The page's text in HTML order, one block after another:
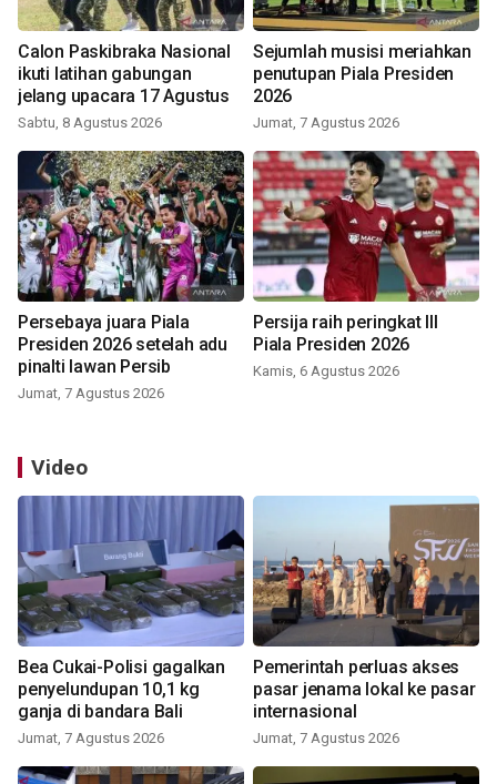
Calon Paskibraka Nasional
ikuti latihan gabungan
jelang upacara 17 Agustus
Sabtu, 8 Agustus 2026
Sejumlah musisi meriahkan
penutupan Piala Presiden
2026
Jumat, 7 Agustus 2026
Persebaya juara Piala
Presiden 2026 setelah adu
pinalti lawan Persib
Jumat, 7 Agustus 2026
Persija raih peringkat III
Piala Presiden 2026
Kamis, 6 Agustus 2026
Video
Bea Cukai-Polisi gagalkan
penyelundupan 10,1 kg
ganja di bandara Bali
Jumat, 7 Agustus 2026
Pemerintah perluas akses
pasar jenama lokal ke pasar
internasional
Jumat, 7 Agustus 2026